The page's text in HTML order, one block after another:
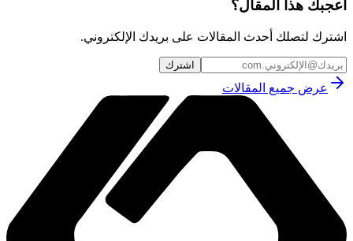
أعجبك هذا المقال؟
اشترك لتصلك أحدث المقالات على بريدك الإلكتروني.
اشترك
عرض جميع المقالات